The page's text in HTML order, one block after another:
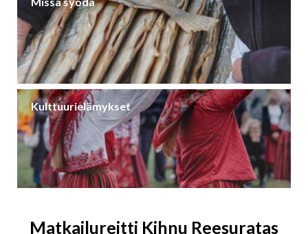
Kulttuurielämykset
Matkailureitti Kihnu Reesuratas